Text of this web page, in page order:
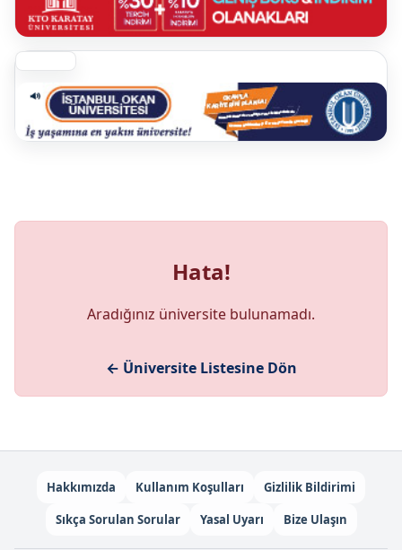
Hata!
Aradığınız üniversite bulunamadı.
← Üniversite Listesine Dön
Hakkımızda Kullanım Koşulları
Gizlilik Bildirimi
Sıkça Sorulan Sorular
Yasal Uyarı Bize Ulaşın